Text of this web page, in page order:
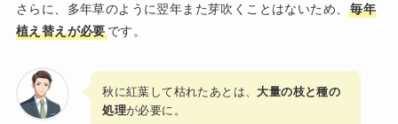
さらに、多年草のように翌年また芽吹くことはないため、毎年
植え替えが必要です。
秋に紅葉して枯れたあとは、大量の枝と種の
処理が必要に。